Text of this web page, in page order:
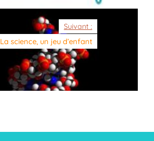
Suivant :
La science, un jeu d’enfant